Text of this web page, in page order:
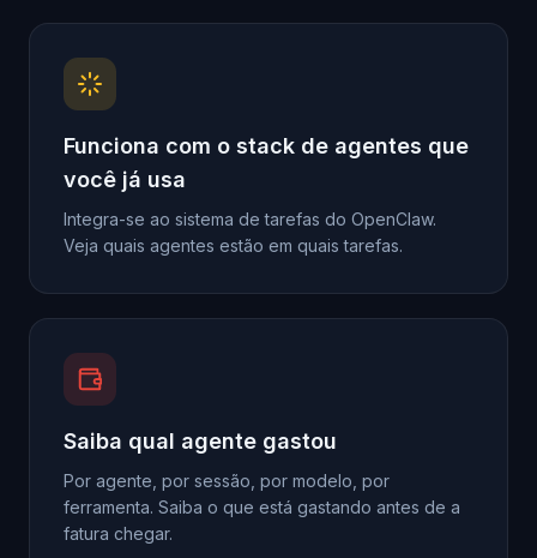
Funciona com o stack de agentes que
você já usa
Integra-se ao sistema de tarefas do OpenClaw.
Veja quais agentes estão em quais tarefas.
Saiba qual agente gastou
Por agente, por sessão, por modelo, por
ferramenta. Saiba o que está gastando antes de a
fatura chegar.